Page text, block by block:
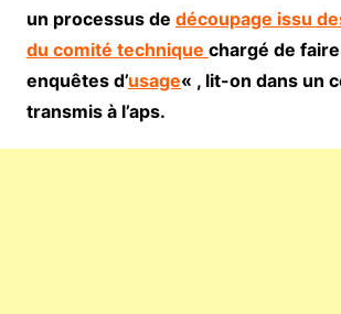
un processus de découpage issu
du comité technique chargé de
enquêtes d’usage« , lit-on dans un
transmis à l’aps.